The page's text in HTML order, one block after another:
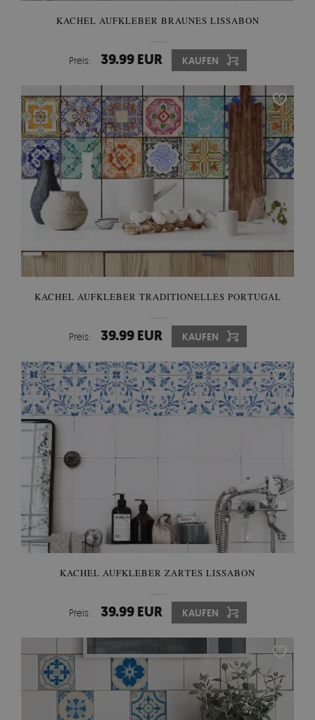
KACHEL AUFKLEBER BRAUNES LISSABON
Preis: 39.99 EUR KAUFEN
KACHEL AUFKLEBER TRADITIONELLES PORTUGAL
Preis: 39.99 EUR KAUFEN
KACHEL AUFKLEBER ZARTES LISSABON
Preis: 39.99 EUR KAUFEN